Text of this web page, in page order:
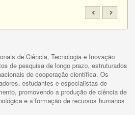
de Ciência, Tecnologia e Inovação
de pesquisa de longo prazo, estruturados
de cooperação científica. Os
estudantes e especialistas de
promovendo a produção de ciência de
e a formação de recursos humanos